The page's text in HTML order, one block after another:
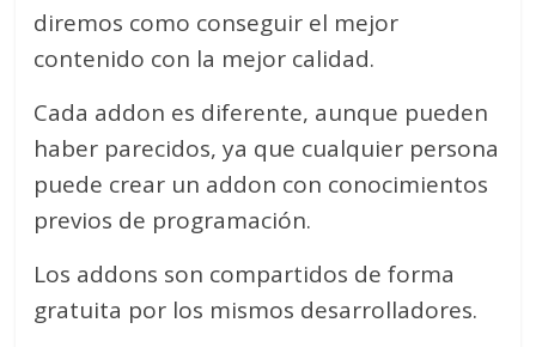
diremos como conseguir el mejor
contenido con la mejor calidad.
Cada addon es diferente, aunque pueden
haber parecidos, ya que cualquier persona
puede crear un addon con conocimientos
previos de programación.
Los addons son compartidos de forma
gratuita por los mismos desarrolladores.